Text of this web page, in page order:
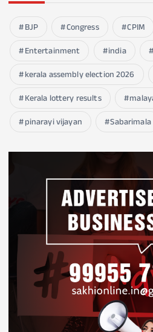
BJP Congress CPIM
Entertainment
india
kerala assembly election 2026
Kerala lottery results
pinarayi vijayan
Sabarimala